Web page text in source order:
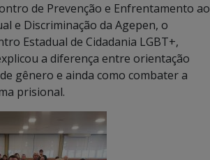
de Prevenção e Enfrentamento ao
e Discriminação da Agepen, o
Estadual de Cidadania LGBT+,
a diferença entre orientação
gênero e ainda como combater a
prisional.